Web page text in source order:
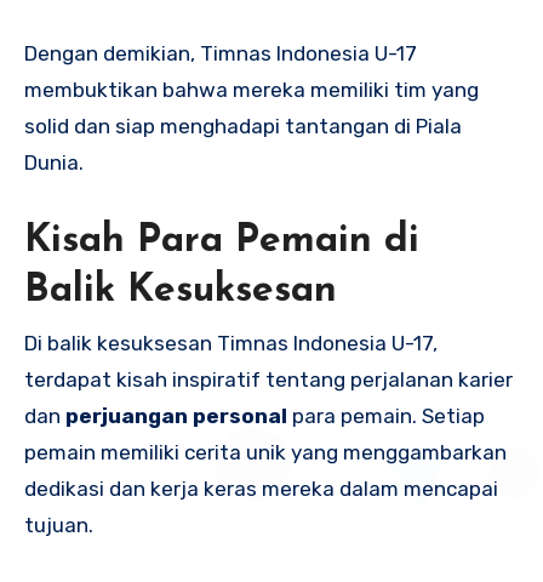
Dengan demikian, Timnas Indonesia U-17
membuktikan bahwa mereka memiliki tim yang
solid dan siap menghadapi tantangan di Piala
Dunia.
Kisah Para Pemain di
Balik Kesuksesan
Di balik kesuksesan Timnas Indonesia U-17,
terdapat kisah inspiratif tentang perjalanan karier
dan perjuangan personal para pemain. Setiap
pemain memiliki cerita unik yang menggambarkan
dedikasi dan kerja keras mereka dalam mencapai
tujuan.